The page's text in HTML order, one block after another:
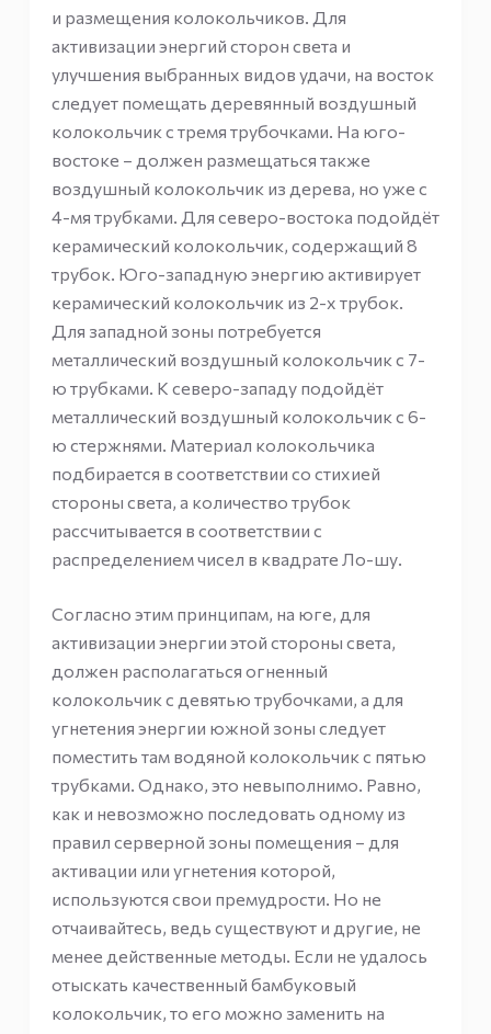
и размещения колокольчиков. Для
активизации энергий сторон света и
улучшения выбранных видов удачи, на восток
следует помещать деревянный воздушный
колокольчик с тремя трубочками. На юго-
востоке – должен размещаться также
воздушный колокольчик из дерева, но уже с
4-мя трубками. Для северо-востока подойдёт
керамический колокольчик, содержащий 8
трубок. Юго-западную энергию активирует
керамический колокольчик из 2-х трубок.
Для западной зоны потребуется
металлический воздушный колокольчик с 7-
ю трубками. К северо-западу подойдёт
металлический воздушный колокольчик с 6-
ю стержнями. Материал колокольчика
подбирается в соответствии со стихией
стороны света, а количество трубок
рассчитывается в соответствии с
распределением чисел в квадрате Ло-шу.
Согласно этим принципам, на юге, для
активизации энергии этой стороны света,
должен располагаться огненный
колокольчик с девятью трубочками, а для
угнетения энергии южной зоны следует
поместить там водяной колокольчик с пятью
трубками. Однако, это невыполнимо. Равно,
как и невозможно последовать одному из
правил серверной зоны помещения – для
активации или угнетения которой,
используются свои премудрости. Но не
отчаивайтесь, ведь существуют и другие, не
менее действенные методы. Если не удалось
отыскать качественный бамбуковый
колокольчик, то его можно заменить на